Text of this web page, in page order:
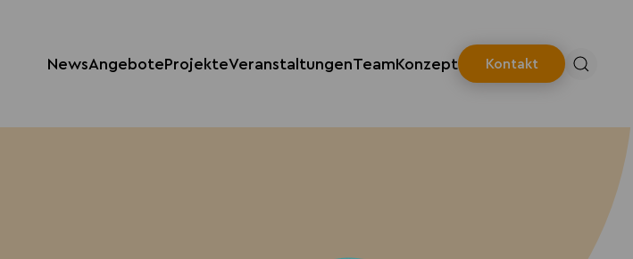
NewsAngeboteProjekteVeranstaltungenTeamKonzept Kontakt